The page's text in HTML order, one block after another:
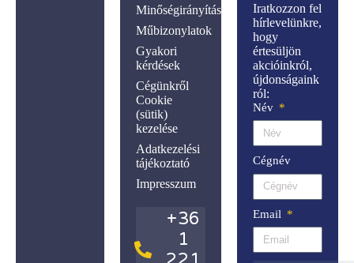
Iratkozzon fel
hírlevelünkre,
hogy
értesüljön
akcióinkról,
újdonságaink
ról:
Név
Cégnév
Email
Minőségirányítás
Műbizonylatok
Gyakori
kérdések
Cégünkről
Cookie
(sütik)
kezelése
Adatkezelési
tájékoztató
Impresszum
+36
1